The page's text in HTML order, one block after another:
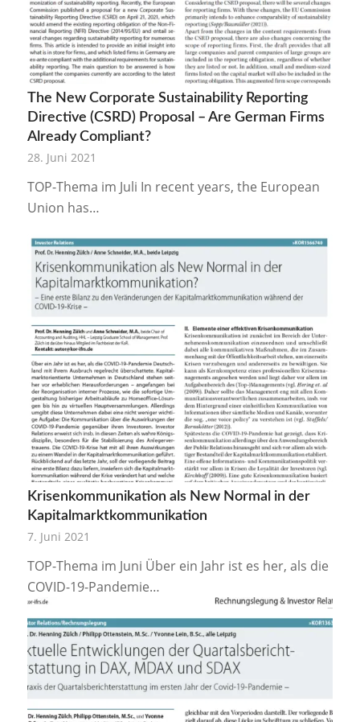
The New Corporate Sustainability Reporting
Directive (CSRD) Proposal – Are German Firms
Already Compliant?
28. Juni 2021
TOP-Thema im Juli In recent years, the European
Union has…
Krisenkommunikation als New Normal in der
Kapitalmarktkommunikation
7. Juni 2021
TOP-Thema im Juni Über ein Jahr ist es her, als die
COVID-19-Pandemie…